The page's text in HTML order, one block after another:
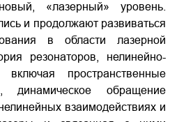
«лазерный» уровень.
и продолжают развиваться
в области лазерной
резонаторов, нелинейно-
пространственные
динамическое обращение
взаимодействиях и